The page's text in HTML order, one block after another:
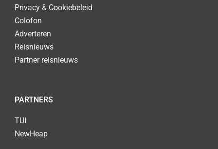
Privacy & Cookiebeleid
Colofon
Adverteren
Reisnieuws
Partner reisnieuws
PARTNERS
TUI
NewHeap